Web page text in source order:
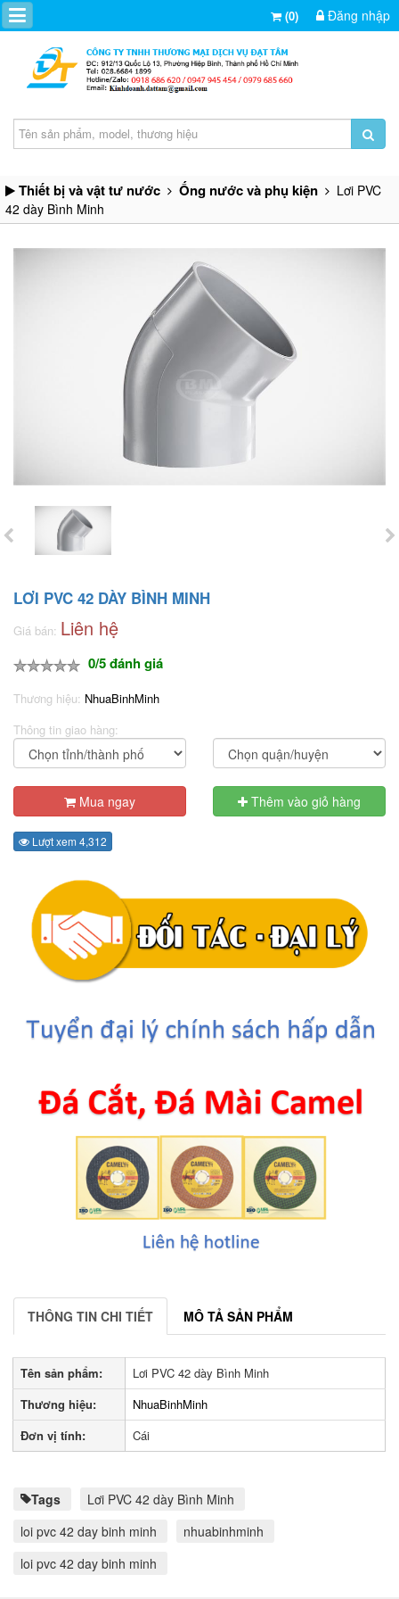
(0) Đăng nhập
Thiết bị và vật tư nước Ống nước và phụ kiện
Lơi PVC
42 dày Bình Minh
LƠI PVC 42 DÀY BÌNH MINH
Giá bán: Liên hệ
0/5 đánh giá
Thương hiệu: NhuaBinhMinh
Thông tin giao hàng:
Mua ngay Thêm vào giỏ hàng
Lượt xem 4,312
THÔNG TIN CHI TIẾT MÔ TẢ SẢN PHẨM
Tên sản phẩm:
Lơi PVC 42 dày Bình Minh
Thương hiệu:
NhuaBinhMinh
Đơn vị tính:
Cái
Tags
Lơi PVC 42 dày Bình Minh
loi pvc 42 day binh minh
nhuabinhminh
loi pvc 42 day binh minh